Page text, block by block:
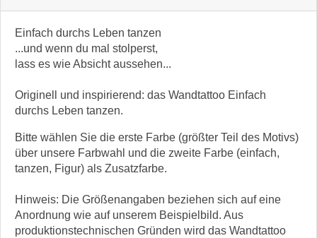
Einfach durchs Leben tanzen
...und wenn du mal stolperst,
lass es wie Absicht aussehen...
Originell und inspirierend: das Wandtattoo Einfach
durchs Leben tanzen.
Bitte wählen Sie die erste Farbe (größter Teil des Motivs)
über unsere Farbwahl und die zweite Farbe (einfach,
tanzen, Figur) als Zusatzfarbe.
Hinweis: Die Größenangaben beziehen sich auf eine
Anordnung wie auf unserem Beispielbild. Aus
produktionstechnischen Gründen wird das Wandtattoo